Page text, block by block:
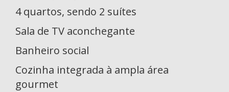
4 quartos, sendo 2 suítes
Sala de TV aconchegante
Banheiro social
Cozinha integrada à ampla área
gourmet